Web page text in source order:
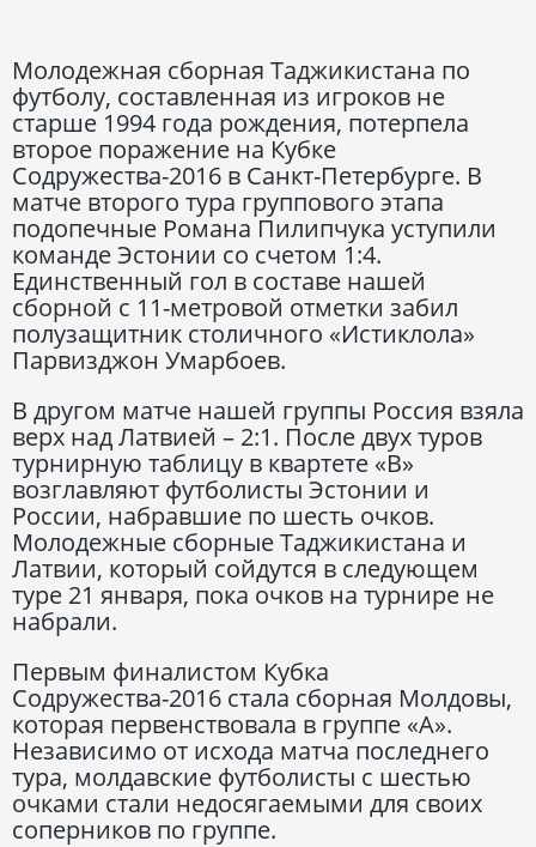
Молодежная сборная Таджикистана по
футболу, составленная из игроков не
старше 1994 года рождения, потерпела
второе поражение на Кубке
Содружества-2016 в Санкт-Петербурге. В
матче второго тура группового этапа
подопечные Романа Пилипчука уступили
команде Эстонии со счетом 1:4.
Единственный гол в составе нашей
сборной с 11-метровой отметки забил
полузащитник столичного «Истиклола»
Парвизджон Умарбоев.
В другом матче нашей группы Россия взяла
верх над Латвией – 2:1. После двух туров
турнирную таблицу в квартете «В»
возглавляют футболисты Эстонии и
России, набравшие по шесть очков.
Молодежные сборные Таджикистана и
Латвии, который сойдутся в следующем
туре 21 января, пока очков на турнире не
набрали.
Первым финалистом Кубка
Содружества-2016 стала сборная Молдовы,
которая первенствовала в группе «А».
Независимо от исхода матча последнего
тура, молдавские футболисты с шестью
очками стали недосягаемыми для своих
соперников по группе.